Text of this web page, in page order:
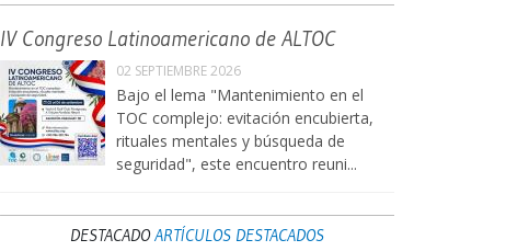
IV Congreso Latinoamericano de ALTOC
02 SEPTIEMBRE 2026
Bajo el lema "Mantenimiento en el
TOC complejo: evitación encubierta,
rituales mentales y búsqueda de
seguridad", este encuentro reuni...
DESTACADOARTÍCULOS DESTACADOS